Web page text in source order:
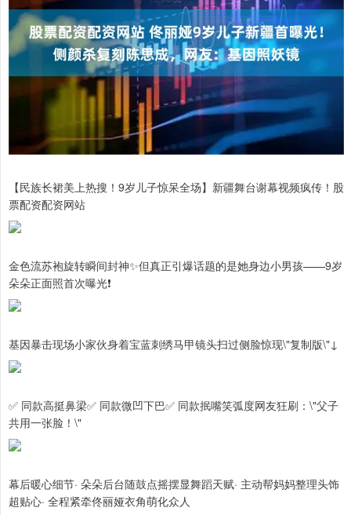
【民族长裙美上热搜！9岁儿子惊呆全场】新疆舞台谢幕视频疯传！股
票配资配资网站
金色流苏袍旋转瞬间封神✨但真正引爆话题的是她身边小男孩——9岁
朵朵正面照首次曝光❗
基因暴击现场小家伙身着宝蓝刺绣马甲镜头扫过侧脸惊现\"复制版\"↓
✅ 同款高挺鼻梁✅ 同款微凹下巴✅ 同款抿嘴笑弧度网友狂刷：\"父子
共用一张脸！\"
幕后暖心细节· 朵朵后台随鼓点摇摆显舞蹈天赋· 主动帮妈妈整理头饰
超贴心· 全程紧牵佟丽娅衣角萌化众人